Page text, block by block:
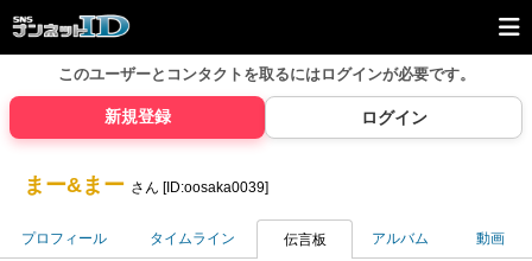
このユーザーとコンタクトを取るにはログインが必要です。
新規登録 ログイン
まー&まー さん [ID:oosaka0039]
プロフィール タイムライン 伝言板 アルバム 動画